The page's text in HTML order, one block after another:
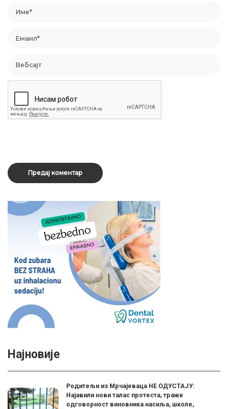
Најновије
Родитељи из Мрчајеваца НЕ ОДУСТАЈУ:
Најавили нови талас протеста, траже
одговорност виновника насиља, школе,